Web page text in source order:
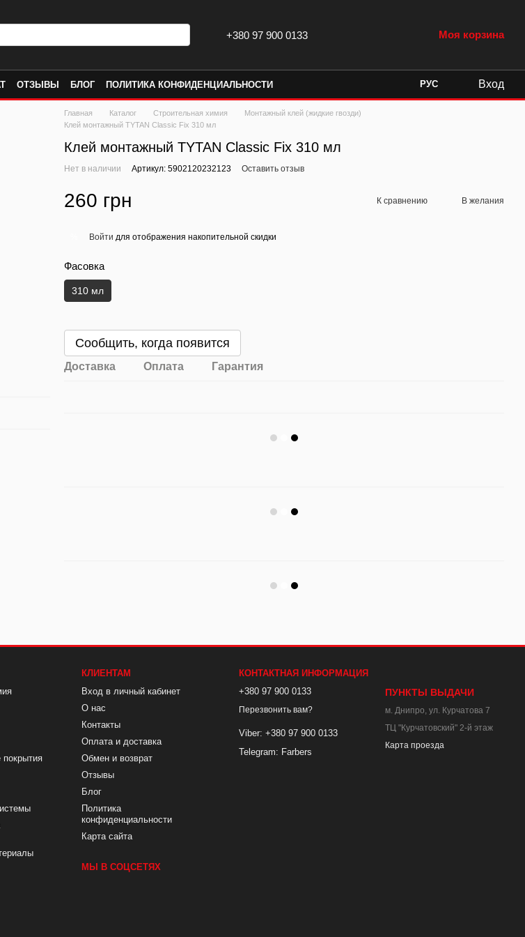
+380 97 900 0133 Моя корзина
ОТЗЫВЫ БЛОГ ПОЛИТИКА КОНФИДЕНЦИАЛЬНОСТИ РУС Вход
Главная Каталог Строительная химия
Монтажный клей (жидкие гвозди)
Клей монтажный TYTAN Classic Fix 310 мл
Клей монтажный TYTAN Classic Fix 310 мл
Нет в наличии Артикул: 5902120232123 Оставить отзыв
260 грн К сравнению В желания
Войти для отображения накопительной скидки
Фасовка
310 мл
Сообщить, когда появится
Доставка Оплата Гарантия
КЛИЕНТАМ
Вход в личный кабинет
О нас
Контакты
Оплата и доставка
Обмен и возврат
Отзывы
Блог
Политика
конфиденциальности
Карта сайта
МЫ В СОЦСЕТЯХ
КОНТАКТНАЯ ИНФОРМАЦИЯ
+380 97 900 0133
Перезвонить вам?
Viber: +380 97 900 0133
Telegram: Farbers
ПУНКТЫ ВЫДАЧИ
м. Днипро, ул. Курчатова 7
ТЦ "Курчатовский" 2-й этаж
Карта проезда